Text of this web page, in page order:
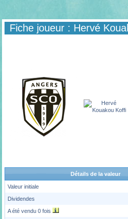
Fiche joueur : Hervé
Détails de la valeur
Valeur initiale
Dividendes
A été vendu 0 fois